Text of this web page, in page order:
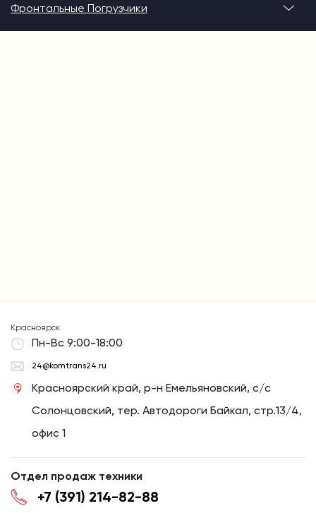
Фронтальные Погрузчики
Красноярск
Пн-Вс 9:00-18:00
24@komtrans24.ru
Красноярский край, р-н Емельяновский, с/с
Солонцовский, тер. Автодороги Байкал, стр.13/4,
офис 1
Отдел продаж техники
+7 (391) 214-82-88